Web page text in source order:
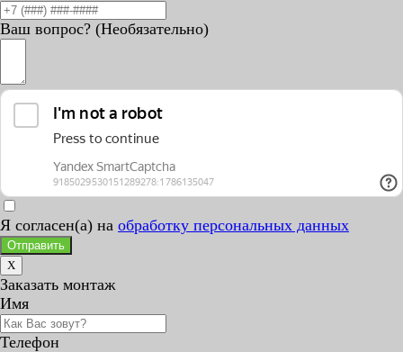
Ваш вопрос? (Необязательно)
Я согласен(а) на обработку персональных данных
Отправить
X
Заказать монтаж
Имя
Телефон